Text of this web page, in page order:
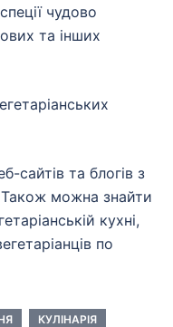
чудово
та інших
сайтів та блогів з
Також можна знайти
кухні,
по
КУЛІНАРІЯ